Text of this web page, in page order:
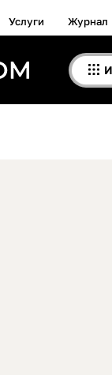
Услуги Журнал